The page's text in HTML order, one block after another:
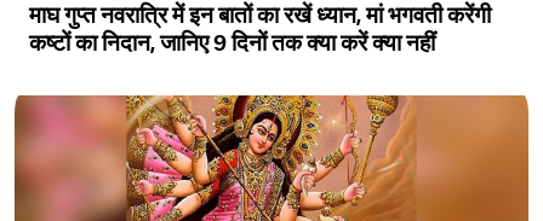
माघ गुप्त नवरात्रि में इन बातों का रखें ध्यान, मां भगवती करेंगी
कष्टों का निदान, जानिए 9 दिनों तक क्या करें क्या नहीं